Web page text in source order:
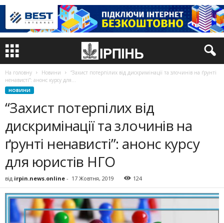
На головну Новини
“Захист потерпілих від дискримінації та злочинів на ґрунті
ненависті”: анонс курсу для...
НОВИНИ
“Захист потерпілих від
дискримінації та злочинів на
ґрунті ненависті”: анонс курсу
для юристів НГО
від irpin.news.online - 17 Жовтня, 2019 124